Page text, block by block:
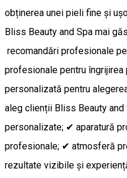
obținerea unei pieli fine și
Bliss Beauty and Spa mai
recomandări profesionale
profesionale pentru
personalizată pentru
aleg clienții Bliss Beauty
personalizate; ✔ aparatură
profesionale; ✔ atmosferă
rezultate vizibile și